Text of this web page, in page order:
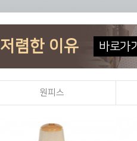
저렴한 이유 바로가기
원피스